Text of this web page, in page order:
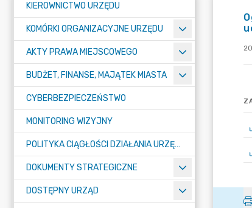
KIEROWNICTWO URZĘDU
KOMÓRKI ORGANIZACYJNE URZĘDU
AKTY PRAWA MIEJSCOWEGO
BUDŻET, FINANSE, MAJĄTEK MIASTA
CYBERBEZPIECZEŃSTWO
MONITORING WIZYJNY
POLITYKA CIĄGŁOŚCI DZIAŁANIA URZĘDU MIASTA ŻORY
DOKUMENTY STRATEGICZNE
DOSTĘPNY URZĄD